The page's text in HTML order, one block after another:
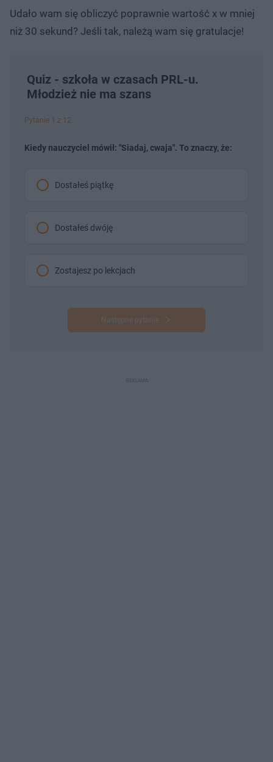
Udało wam się obliczyć poprawnie wartość x w mniej
niż 30 sekund? Jeśli tak, należą wam się gratulacje!
Quiz - szkoła w czasach PRL-u.
Młodzież nie ma szans
Pytanie 1 z 12
Kiedy nauczyciel mówił: "Siadaj, cwaja". To znaczy, że:
Dostałeś piątkę
Dostałeś dwóję
Zostajesz po lekcjach
Następne pytanie